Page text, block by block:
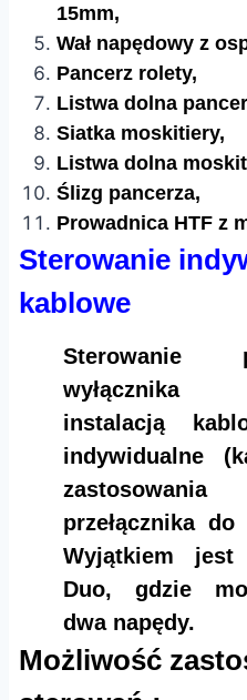
15mm,
Wał napędowy z
Pancerz rolety,
Listwa dolna
Siatka moskitiery,
Listwa dolna
Ślizg pancerza,
Prowadnica HTF z
Sterowanie
kablowe
Sterowanie
wyłącznika
instalacją
indywidualne
przełącznika
Wyjątkiem jest
Duo, gdzie
dwa napędy.​​
Możliwość